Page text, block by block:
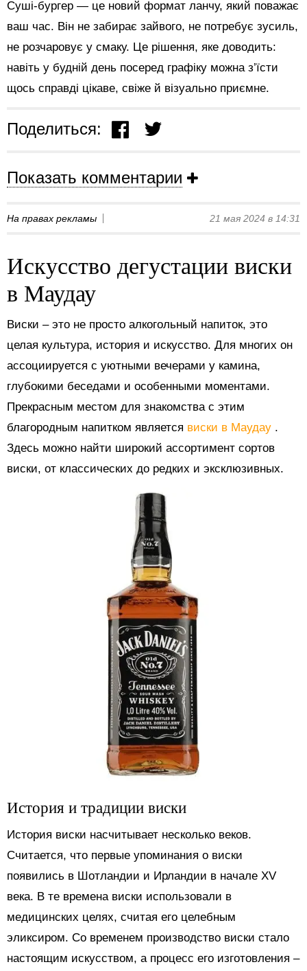
Суші-бургер — це новий формат ланчу, який поважає
ваш час. Він не забирає зайвого, не потребує зусиль,
не розчаровує у смаку. Це рішення, яке доводить:
навіть у будній день посеред графіку можна з’їсти
щось справді цікаве, свіже й візуально приємне.
Поделиться:
Показать комментарии
На правах рекламы 21 мая 2024 в 14:31
Искусство дегустации виски
в Маудау
Виски – это не просто алкогольный напиток, это
целая культура, история и искусство. Для многих он
ассоциируется с уютными вечерами у камина,
глубокими беседами и особенными моментами.
Прекрасным местом для знакомства с этим
благородным напитком является виски в Маудау .
Здесь можно найти широкий ассортимент сортов
виски, от классических до редких и эксклюзивных.
История и традиции виски
История виски насчитывает несколько веков.
Считается, что первые упоминания о виски
появились в Шотландии и Ирландии в начале XV
века. В те времена виски использовали в
медицинских целях, считая его целебным
эликсиром. Со временем производство виски стало
настоящим искусством, а процесс его изготовления –